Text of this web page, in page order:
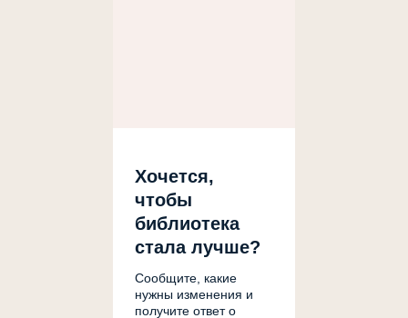
Хочется,
чтобы
библиотека
стала лучше?
Сообщите, какие
нужны изменения и
получите ответ о